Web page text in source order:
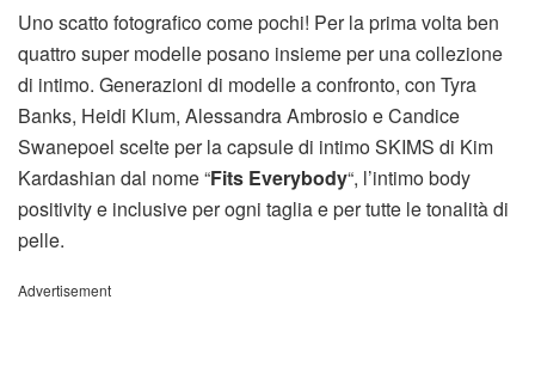
Uno scatto fotografico come pochi! Per la prima volta ben
quattro super modelle posano insieme per una collezione
di intimo. Generazioni di modelle a confronto, con Tyra
Banks, Heidi Klum, Alessandra Ambrosio e Candice
Swanepoel scelte per la capsule di intimo SKIMS di Kim
Kardashian dal nome “Fits Everybody“, l’intimo body
positivity e inclusive per ogni taglia e per tutte le tonalità di
pelle.
Advertisement